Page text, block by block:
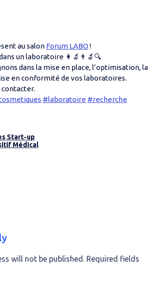
au salon Forum LABO !
un laboratoire 👩‍🔬👨‍🔬🔍
dans la mise en place, l’optimisation, la
en conformité de vos laboratoires.
contacter.
#laboratoire #recherche
Start-up
Médical
will not be published. Required fields